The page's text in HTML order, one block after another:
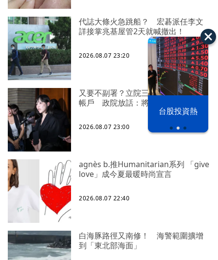
台股投資熱
代誌大條火急跳船？ 宏碁派任李文
詳接掌兆基屋管2天就喊撤出！
2026.08.07 23:20
又要不副署？立院三讀藍白兒少未來
帳戶 政院放話：將採必要憲政作為
2026.08.07 23:00
agnès b.推Humanitarian系列 「give
love」成今夏最暖時尚宣言
2026.08.07 22:40
白海豚路徑又南修！ 海警範圍擴增
到「東北部海面」